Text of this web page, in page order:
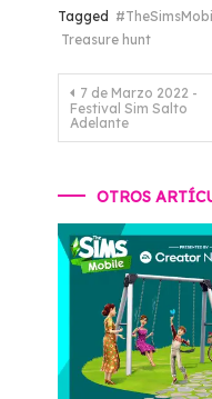
Tagged
Treasure hunt
Navegación
de
7 de Marzo 2022 -
Festival Sim Salto
Adelante
OTROS